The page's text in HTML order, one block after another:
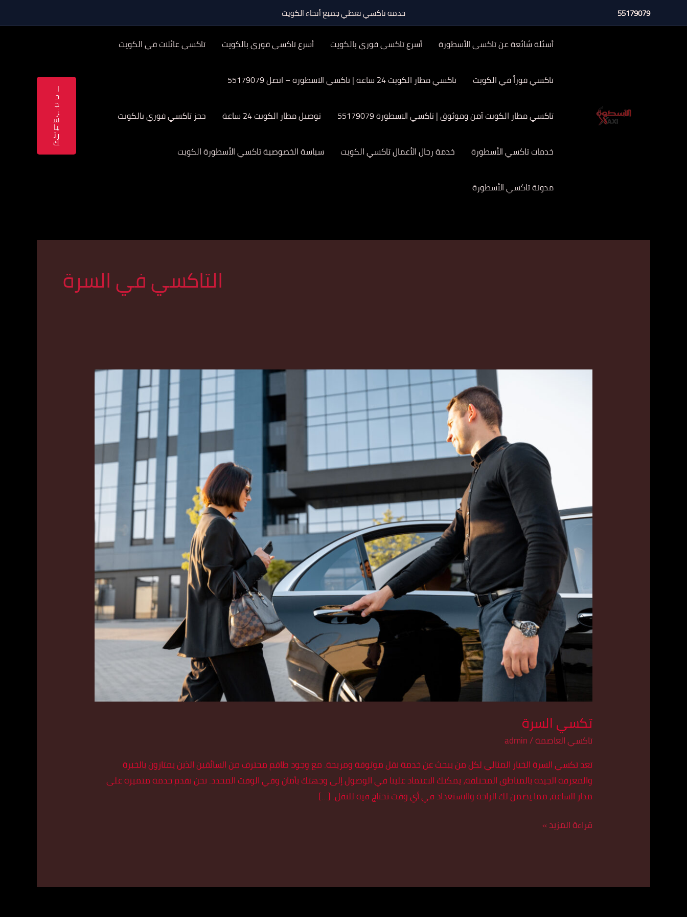
إلى
55179079 خدمة تاكسي تغطي جميع أنحاء الكويت
أسئلة شائعة عن تاكسي الأسطورة أسرع تاكسي فوري بالكويت أسرع تاكسي فوري بالكويت تاكسي عائلات في الكويت
تاكسي فوراً في الكويت تاكسي مطار الكويت 24 ساعة | تاكسي الاسطورة – اتصل 55179079
تاكسي مطار الكويت آمن وموثوق | تاكسي الاسطورة 55179079 توصيل مطار الكويت 24 ساعة حجز تاكسي فوري بالكويت
خدمات تاكسي الأسطورة خدمة رجال الأعمال تاكسي الكويت سياسة الخصوصية تاكسي الأسطورة الكويت
مدونة تاكسي الأسطورة
ا
ح
ج
ز
س
يا
رت
ك
التاكسي في السرة
تكسي السرة
تاكسي العاصمة/
admin
تعد تكسي السرة الخيار المثالي لكل من يبحث عن خدمة نقل موثوقة ومريحة. مع وجود طاقم محترف من السائقين الذين يمتازون بالخبرة
والمعرفة الجيدة بالمناطق المختلفة، يمكنك الاعتماد علينا في الوصول إلى وجهتك بأمان وفي الوقت المحدد. نحن نقدم خدمة متميزة على
مدار الساعة، مما يضمن لك الراحة والاستعداد في أي وقت تحتاج فيه للنقل. […]
قراءة المزيد »